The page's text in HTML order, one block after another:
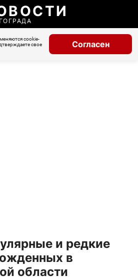
cookie-
свое
Согласен
и редкие
в
области